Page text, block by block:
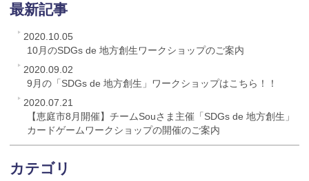
最新記事
2020.10.05
10月のSDGs de 地方創生ワークショップのご案内
2020.09.02
9月の「SDGs de 地方創生」ワークショップはこちら！！
2020.07.21
【恵庭市8月開催】チームSouさま主催「SDGs de 地方創生」
カードゲームワークショップの開催のご案内
カテゴリ